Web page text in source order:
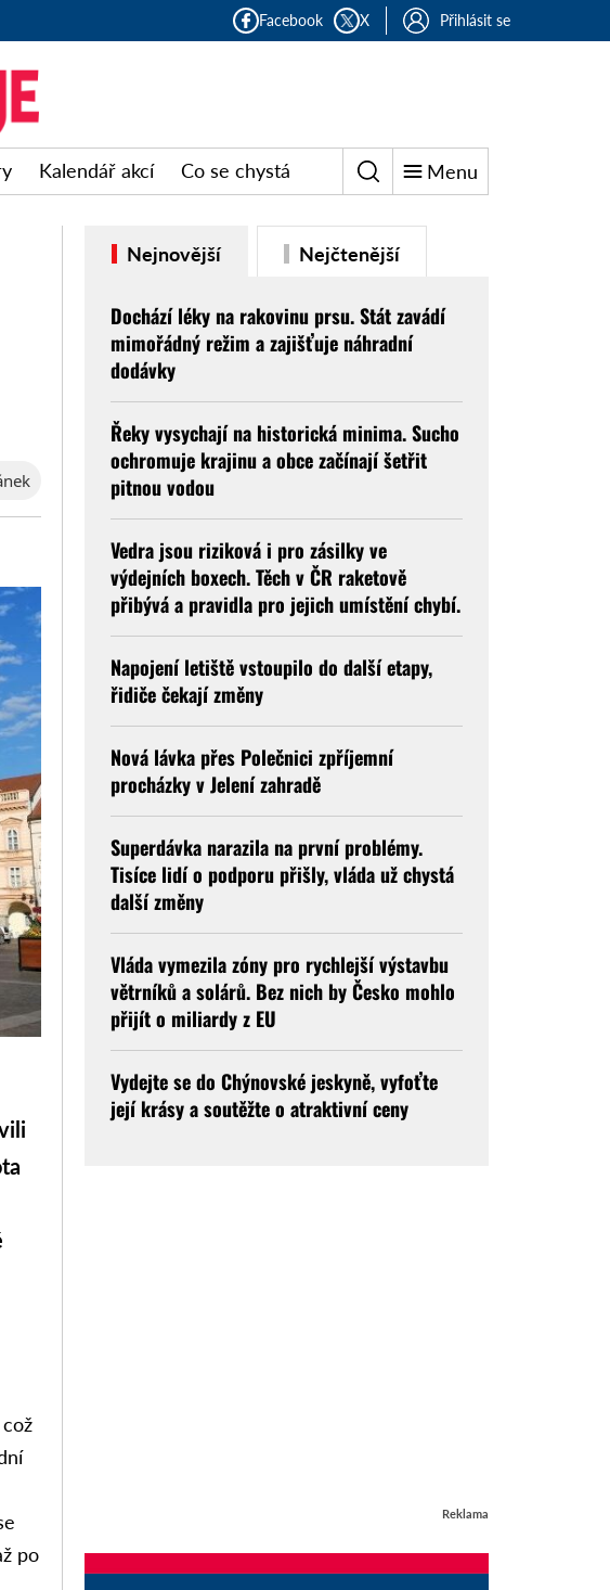
Facebook X Přihlásit se
Kalendář akcí Co se chystá Menu
po
Nejnovější Nejčtenější
Dochází léky na rakovinu prsu. Stát zavádí
mimořádný režim a zajišťuje náhradní
dodávky
Řeky vysychají na historická minima. Sucho
ochromuje krajinu a obce začínají šetřit
pitnou vodou
Vedra jsou riziková i pro zásilky ve
výdejních boxech. Těch v ČR raketově
přibývá a pravidla pro jejich umístění chybí.
Napojení letiště vstoupilo do další etapy,
řidiče čekají změny
Nová lávka přes Polečnici zpříjemní
procházky v Jelení zahradě
Superdávka narazila na první problémy.
Tisíce lidí o podporu přišly, vláda už chystá
další změny
Vláda vymezila zóny pro rychlejší výstavbu
větrníků a solárů. Bez nich by Česko mohlo
přijít o miliardy z EU
Vydejte se do Chýnovské jeskyně, vyfoťte
její krásy a soutěžte o atraktivní ceny
Reklama